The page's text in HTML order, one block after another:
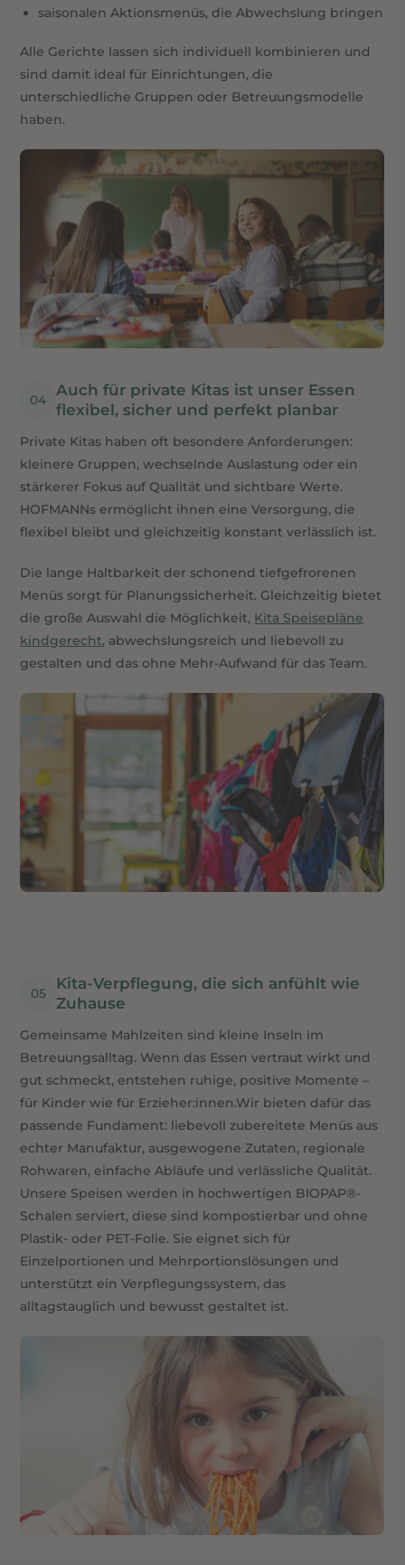
saisonalen Aktionsmenüs, die Abwechslung bringen
Alle Gerichte lassen sich individuell kombinieren und
sind damit ideal für Einrichtungen, die
unterschiedliche Gruppen oder Betreuungsmodelle
haben.
Auch für private Kitas ist unser Essen
flexibel, sicher und perfekt planbar
Private Kitas haben oft besondere Anforderungen:
kleinere Gruppen, wechselnde Auslastung oder ein
stärkerer Fokus auf Qualität und sichtbare Werte.
HOFMANNs ermöglicht ihnen eine Versorgung, die
flexibel bleibt und gleichzeitig konstant verlässlich ist.
Die lange Haltbarkeit der schonend tiefgefrorenen
Menüs sorgt für Planungssicherheit. Gleichzeitig bietet
die große Auswahl die Möglichkeit, Kita Speisepläne
kindgerecht, abwechslungsreich und liebevoll zu
gestalten und das ohne Mehr-Aufwand für das Team.
Kita-Verpflegung, die sich anfühlt wie
Zuhause
Gemeinsame Mahlzeiten sind kleine Inseln im
Betreuungsalltag. Wenn das Essen vertraut wirkt und
gut schmeckt, entstehen ruhige, positive Momente –
für Kinder wie für Erzieher:innen.Wir bieten dafür das
passende Fundament: liebevoll zubereitete Menüs aus
echter Manufaktur, ausgewogene Zutaten, regionale
Rohwaren, einfache Abläufe und verlässliche Qualität.
Unsere Speisen werden in hochwertigen BIOPAP®-
Schalen serviert, diese sind kompostierbar und ohne
Plastik- oder PET-Folie. Sie eignet sich für
Einzelportionen und Mehrportionslösungen und
unterstützt ein Verpflegungssystem, das
alltagstauglich und bewusst gestaltet ist.